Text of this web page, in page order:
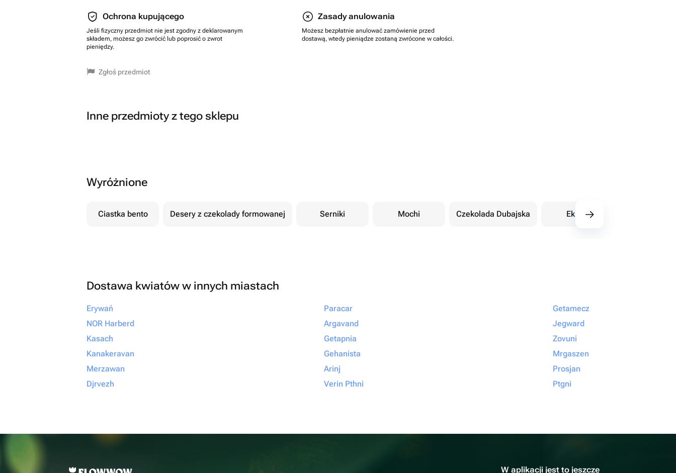
Ochrona kupującego
Jeśli fizyczny przedmiot nie jest zgodny z deklarowanym
składem, możesz go zwrócić lub poprosić o zwrot
pieniędzy.
Zasady anulowania
Możesz bezpłatnie anulować zamówienie przed
dostawą, wtedy pieniądze zostaną zwrócone w całości.
Zgłoś przedmiot
Inne przedmioty z tego sklepu
Wyróżnione
Ciastka bento Desery z czekolady formowanej Serniki Mochi Czekolada Dubajska Eklery
Dostawa kwiatów w innych miastach
Erywań
NOR Harberd
Kasach
Kanakeravan
Merzawan
Djrvezh
Paracar
Argavand
Getapnia
Gehanista
Arinj
Verin Pthni
Getamecz
Jegward
Zovuni
Mrgaszen
Prosjan
Ptgni
W aplikacji jest to jeszcze